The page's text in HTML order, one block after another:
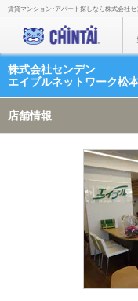
株式会社センデン
エイブルネットワーク松
店舗情報